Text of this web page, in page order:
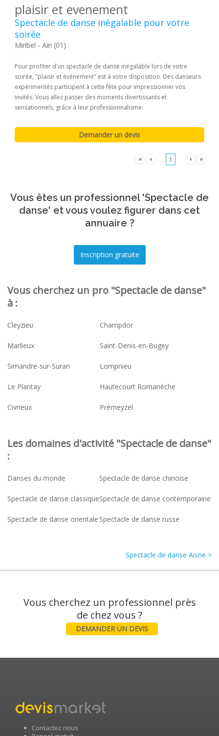
plaisir et evenement
Spectacle de danse inégalable pour votre
soirée
Miribel - Ain (01)
Pour profiter d'un spectacle de danse inégalable lors de votre
soirée, "plaisir et événement" est à votre disposition. Des danseurs
expérimentés participent à cette fête pour impressionner vos
invités. Vous allez passer des moments divertissants et
sensationnels, grâce à leur professionnalisme.
1
Vous êtes un professionnel 'Spectacle de
danse' et vous voulez figurer dans cet
annuaire ?
Vous cherchez un pro "Spectacle de danse"
à :
Cleyzieu Champdor
Marlieux Saint-Denis-en-Bugey
Simandre-sur-Suran Lompnieu
Le Plantay Hautecourt Romanèche
Civrieux Prémeyzel
Les domaines d'activité "Spectacle de danse"
:
Danses du monde Spectacle de danse chinoise
Spectacle de danse classiqueSpectacle de danse contemporaine
Spectacle de danse orientale Spectacle de danse russe
Spectacle de danse Aisne >
Vous cherchez un professionnel près
DEMANDER UN DEVIS
Contactez nous